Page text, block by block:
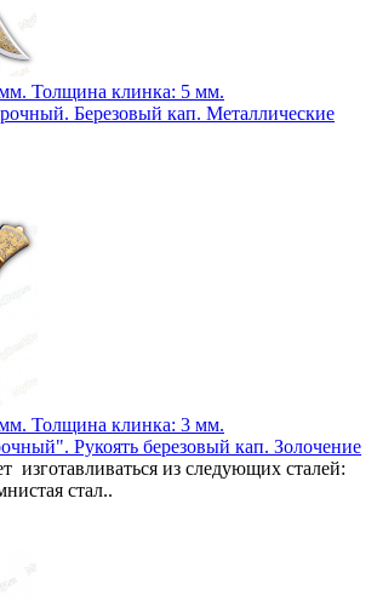
Толщина клинка: 5 мм.
Березовый кап. Металлические
Толщина клинка: 3 мм.
Рукоять березовый кап. Золочение
изготавливаться из следующих сталей:
стал..